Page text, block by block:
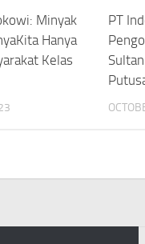
Minyak
Hanya
Kelas
PT